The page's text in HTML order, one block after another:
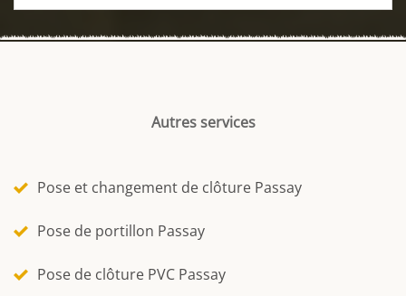
Autres services
Pose et changement de clôture Passay
Pose de portillon Passay
Pose de clôture PVC Passay